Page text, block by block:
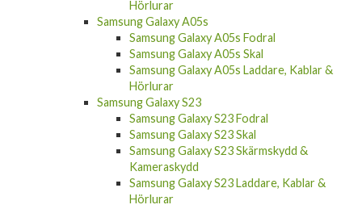
Hörlurar
Samsung Galaxy A05s
Samsung Galaxy A05s Fodral
Samsung Galaxy A05s Skal
Samsung Galaxy A05s Laddare, Kablar &
Hörlurar
Samsung Galaxy S23
Samsung Galaxy S23 Fodral
Samsung Galaxy S23 Skal
Samsung Galaxy S23 Skärmskydd &
Kameraskydd
Samsung Galaxy S23 Laddare, Kablar &
Hörlurar